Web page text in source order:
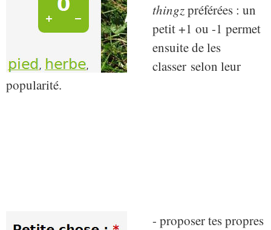
thingzpréférées : un
petit +1 ou -1 permet
ensuite de les
classer selon leur
popularité.
- proposer tes propres